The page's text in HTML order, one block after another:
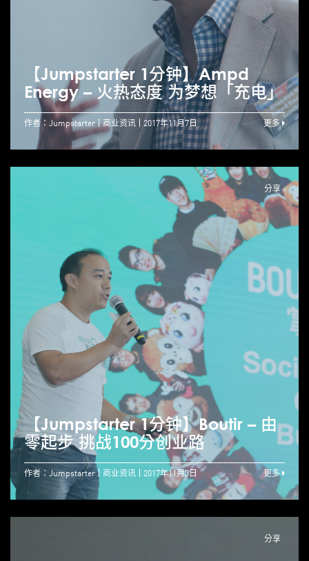
【Jumpstarter 1分钟】Ampd
Energy – 火热态度 为梦想「充电」
作者：Jumpstarter 商业资讯 2017年11月7日 更多
分享
【Jumpstarter 1分钟】Boutir – 由
零起步 挑战100分创业路
作者：Jumpstarter 商业资讯 2017年11月3日 更多
分享